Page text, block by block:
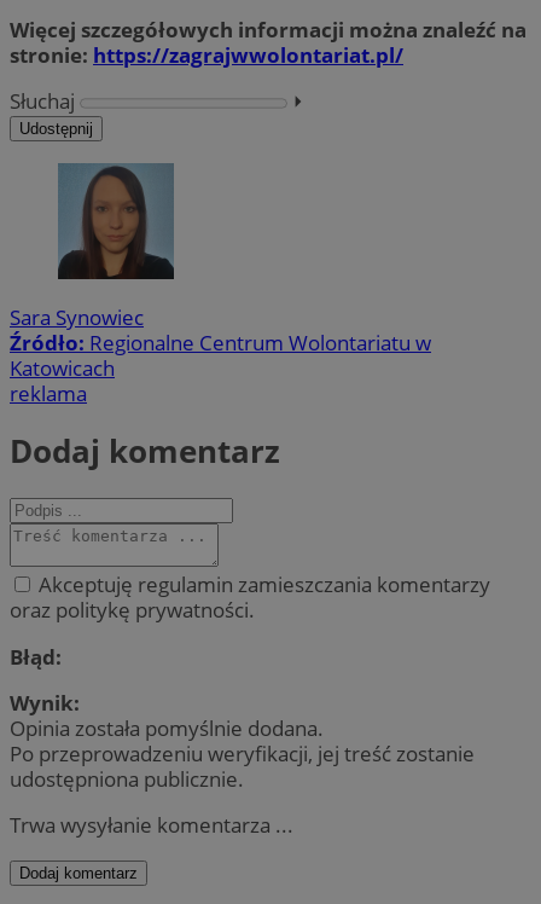
Więcej szczegółowych informacji można znaleźć na
stronie: https://zagrajwwolontariat.pl/
Słuchaj
⏵︎
Udostępnij
Sara Synowiec
Źródło: Regionalne Centrum Wolontariatu w
Katowicach
reklama
Dodaj komentarz
Akceptuję regulamin zamieszczania komentarzy
oraz politykę prywatności.
Błąd:
Wynik:
Opinia została pomyślnie dodana.
Po przeprowadzeniu weryfikacji, jej treść zostanie
udostępniona publicznie.
Trwa wysyłanie komentarza ...
Dodaj komentarz